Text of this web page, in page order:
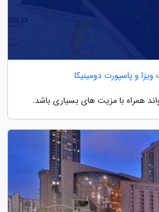
و پاسپورت دومینیکا
همراه با مزیت ­های بسیاری باشد.